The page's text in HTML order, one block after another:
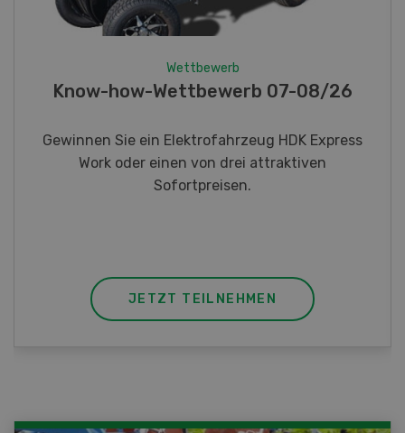
Fotorätsel 07-08/26
Gewinnen Sie eines von fünf LANDI
Taschenmessern
JETZT TEILNEHMEN